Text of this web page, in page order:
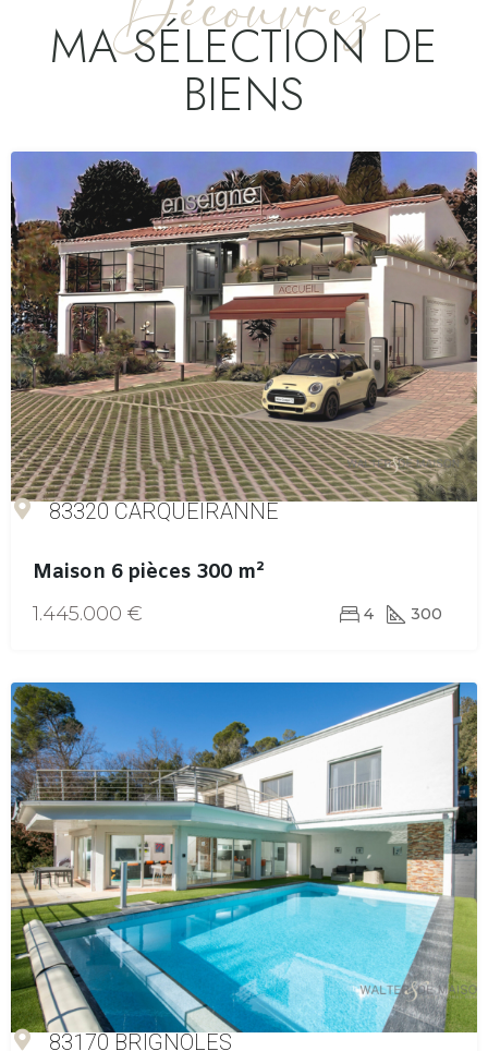
MA SÉLECTION DE
BIENS
83320 CARQUEIRANNE
Maison 6 pièces 300 m²
1.445.000 € 4 300
83170 BRIGNOLES